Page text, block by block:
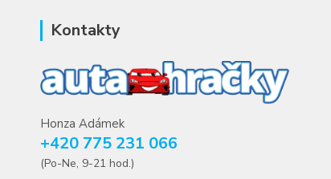
Kontakty
Honza Adámek
+420 775 231 066
(Po-Ne, 9-21 hod.)